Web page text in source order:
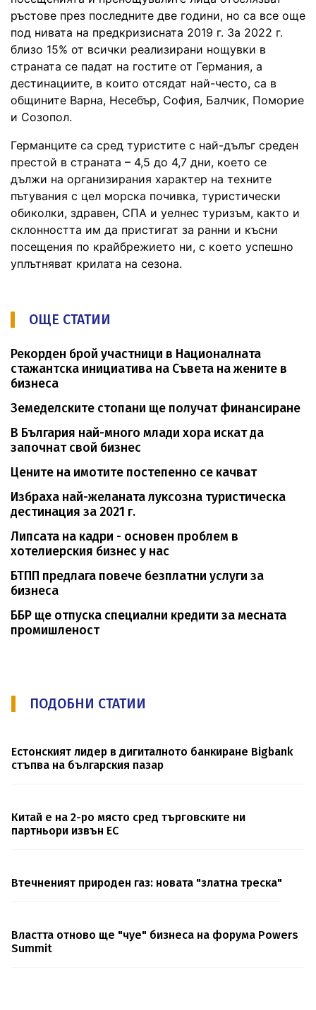
ръстове през последните две години, но са все още
под нивата на предкризисната 2019 г. За 2022 г.
близо 15% от всички реализирани нощувки в
страната се падат на гостите от Германия, а
дестинациите, в които отсядат най-често, са в
общините Варна, Несебър, София, Балчик, Поморие
и Созопол.
Германците са сред туристите с най-дълъг среден
престой в страната – 4,5 до 4,7 дни, което се
дължи на организирания характер на техните
пътувания с цел морска почивка, туристически
обиколки, здравен, СПА и уелнес туризъм, както и
склонността им да пристигат за ранни и късни
посещения по крайбрежието ни, с което успешно
уплътняват крилата на сезона.
ОЩЕ СТАТИИ
Рекорден брой участници в Националната
стажантска инициатива на Съвета на жените в
бизнеса
Земеделските стопани ще получат финансиране
В България най-много млади хора искат да
започнат свой бизнес
Цените на имотите постепенно се качват
Избраха най-желаната луксозна туристическа
дестинация за 2021 г.
Липсата на кадри - основен проблем в
хотелиерския бизнес у нас
БТПП предлага повече безплатни услуги за
бизнеса
ББР ще отпуска специални кредити за месната
промишленост
ПОДОБНИ СТАТИИ
Естонският лидер в дигиталното банкиране Bigbank
стъпва на българския пазар
Китай е на 2-ро място сред търговските ни
партньори извън ЕС
Втечненият природен газ: новата "златна треска"
Властта отново ще "чуе" бизнеса на форума Powers
Summit